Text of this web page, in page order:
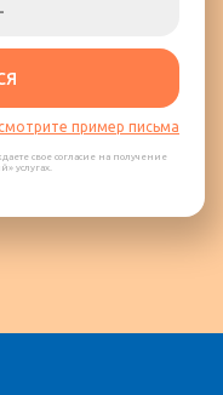
пример письма
свое согласие на получение
услугах.